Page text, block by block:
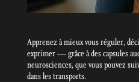
Apprenez à mieux vous réguler,
exprimer — grâce à des capsules
neurosciences, que vous pouvez
dans les transports.